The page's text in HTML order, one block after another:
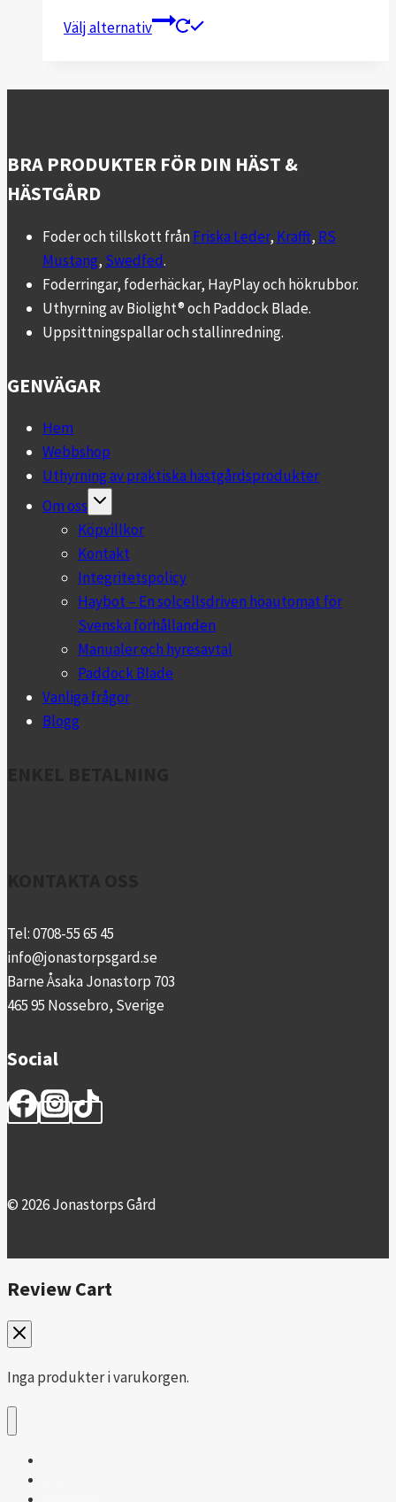
Välj alternativ
Den
har
De
kan
på
produktsidan
BRA PRODUKTER FÖR DIN HÄST &
HÄSTGÅRD
Foder och tillskott frånFriska Leder, Krafft, RS
Mustang, Swedfed.
Foderringar, foderhäckar, HayPlay och hökrubbor.
Uthyrning av Biolight® och Paddock Blade.
Uppsittningspallar och stallinredning.
GENVÄGAR
Hem
Webbshop
Uthyrning av praktiska hästgårdsprodukter
Om oss
Toggle
menu
Köpvillkor
Kontakt
Integritetspolicy
Haybot – En solcellsdriven höautomat för
Svenska förhållanden
Manualer och hyresavtal
Paddock Blade
Vanliga frågor
Blogg
Tel: 0708-55 65 45
info@jonastorpsgard.se
Barne Åsaka Jonastorp 703
465 95 Nossebro, Sverige
Social
© 2026 Jonastorps Gård
Review Cart
Inga produkter i varukorgen.